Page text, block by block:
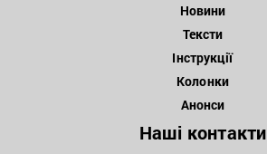
Новини
Тексти
Інструкції
Колонки
Анонси
Наші контакти